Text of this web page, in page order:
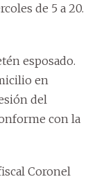
de 5 a 20.
esposado.
en
del
con la
Coronel